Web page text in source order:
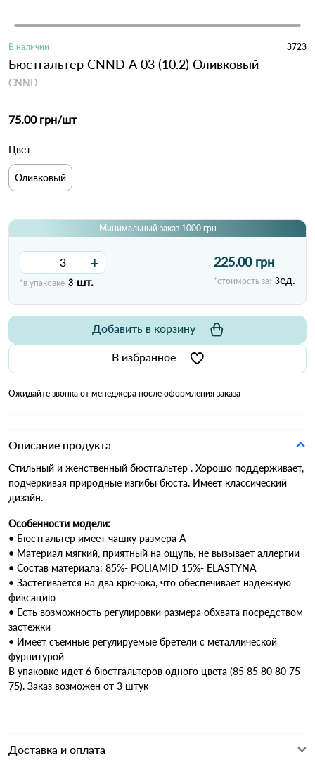
В наличии 3723
Бюстгальтер CNND А 03 (10.2) Оливковый
CNND
75.00 грн/шт
Цвет
Оливковый
Минимальный заказ 1000 грн
- +
*в упаковке 3 шт.
225.00 грн
*стоимость за: 3ед.
В избранное
Добавить в корзину
Ожидайте звонка от менеджера после оформления заказа
Описание продукта
Стильный и женственный бюстгальтер . Хорошо поддерживает,
подчеркивая природные изгибы бюста. Имеет классический
дизайн.
Особенности модели:
• Бюстгальтер имеет чашку размера А
• Материал мягкий, приятный на ощупь, не вызывает аллергии
• Состав материала: 85%- POLIAMID 15%- ELASTYNA
• Застегивается на два крючока, что обеспечивает надежную
фиксацию
• Есть возможность регулировки размера обхвата посредством
застежки
• Имеет съемные регулируемые бретели с металлической
фурнитурой
В упаковке идет 6 бюстгальтеров одного цвета (85 85 80 80 75
75). Заказ возможен от 3 штук
Доставка и оплата